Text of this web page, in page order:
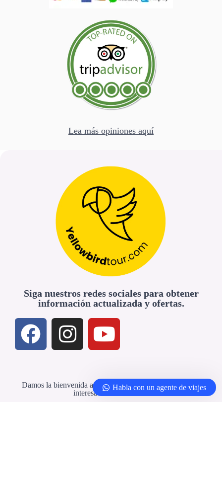
Siga nuestros redes sociales para obtener
información actualizada y ofertas.
Damos la bienvenida a agencias de viajes y profesionales
interesados en colaborar
Lea más opiniones aquí
Habla con un agente de viajes